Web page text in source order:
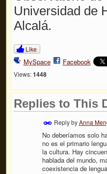
Universidad de
Alcalá.
Like
MySpace Facebook
Views: 1448
Replies to This
Reply byAnna
No deberíamos solo
no es el primario
la cultura. Hay
hablada del mundo,
coexistencia de